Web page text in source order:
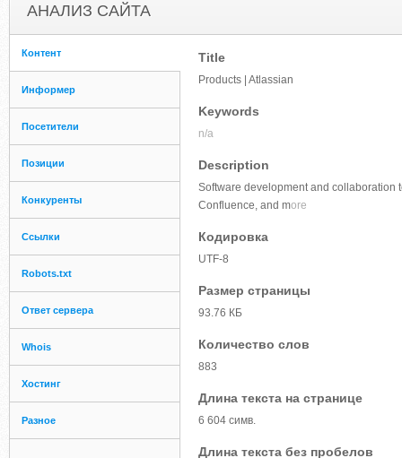
АНАЛИЗ САЙТА
Контент
Информер
Посетители
Позиции
Конкуренты
Ссылки
Robots.txt
Ответ сервера
Whois
Хостинг
Разное
Title
Products | Atlassian
Keywords
n/a
Description
Software development and collaboration
Confluence, and more
Кодировка
UTF-8
Размер страницы
93.76 КБ
Количество слов
883
Длина текста на странице
6 604 симв.
Длина текста без пробелов